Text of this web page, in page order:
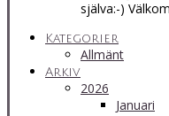
själva:-)
Kategorier
Allmänt
Arkiv
2026
Januari